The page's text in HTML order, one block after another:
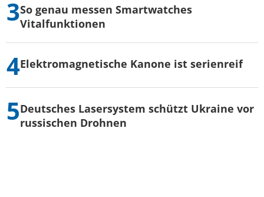
So genau messen Smartwatches
Vitalfunktionen
Elektromagnetische Kanone ist serienreif
Deutsches Lasersystem schützt Ukraine vor
russischen Drohnen